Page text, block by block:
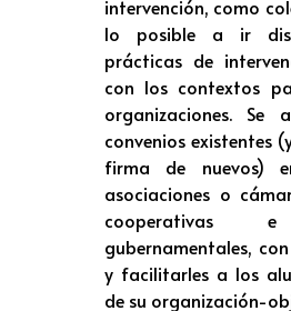
intervención, como
lo posible a ir
prácticas de
con los contextos
organizaciones. Se
convenios existentes
firma de nuevos)
asociaciones o
cooperativas e
gubernamentales,
y facilitarles a los
de su organización-